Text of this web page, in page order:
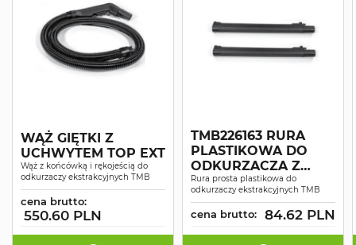
WĄŻ GIĘTKI Z
UCHWYTEM TOP EXT
Wąż z końcówką i rękojeścią do
odkurzaczy ekstrakcyjnych TMB
cena brutto:
550.60 PLN
TMB226163 RURA
PLASTIKOWA DO
ODKURZACZA Z
ZESTAWU KIT
EXTRACT ŚR. 37 MM 1
SZT.
Rura prosta plastikowa do
odkurzaczy ekstrakcyjnych TMB
cena brutto: 84.62 PLN